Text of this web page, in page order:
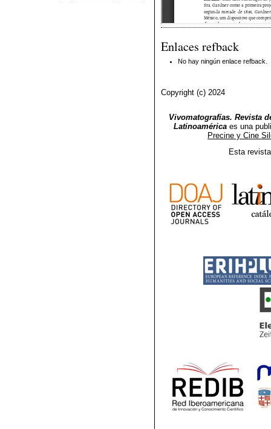
Enlaces refback
No hay ningún enlace refback.
Copyright (c) 2024
Vivomatografías. Revista
Latinoamérica es una
Precine y Cine
Esta